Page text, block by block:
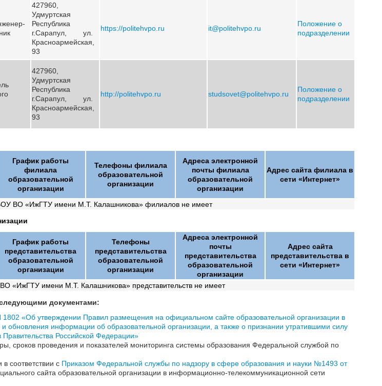
427960,
Удмуртская
Республика
г.Сарапул, ул.
Красноармейская,
93
https://politehvpo.ru it@politehvpo.ru
Положение о
подразделении
427960,
Удмуртская
Республика
г.Сарапул, ул.
Красноармейская,
93
http://politehvpo.ru studsovet@politehvpo.ru
Положение о
подразделении
График работы
филиала
образовательной
организации
Телефоны филиала
образовательной
организации
Адреса электронной
почты филиала
образовательной
организации
Адрес сайта филиала в
сети «Интернет»
ВО «ИжГТУ имени М.Т. Калашникова» филиалов не имеет
График работы
представительства
образовательной
организации
Телефоны
представительства
образовательной
организации
Адреса электронной
почты
представительства
образовательной
организации
Адрес сайта
представительства в
сети «Интернет»
«ИжГТУ имени М.Т. Калашникова» представительств не имеет
документами:
1802 «Об утверждении Правил размещения на официальном сайте образовательной организации в
обновления информации об образовательной организации, а также о признании утратившими силу
Российской Федерации»
сроков проведения и показателей мониторинга системы образования Федеральной службой по
соответствии с Приказом Федеральной службы по надзору в сфере образования и науки №1493 от
сайта образовательной организации в информационно-телекоммуникационной сети